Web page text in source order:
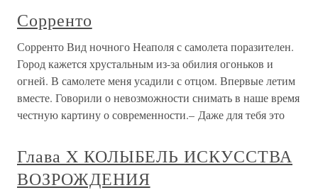
Сорренто
Сорренто Вид ночного Неаполя с самолета поразителен.
Город кажется хрустальным из-за обилия огоньков и
огней. В самолете меня усадили с отцом. Впервые летим
вместе. Говорили о невозможности снимать в наше время
честную картину о современности.– Даже для тебя это
Глава X КОЛЫБЕЛЬ ИСКУССТВА
ВОЗРОЖДЕНИЯ